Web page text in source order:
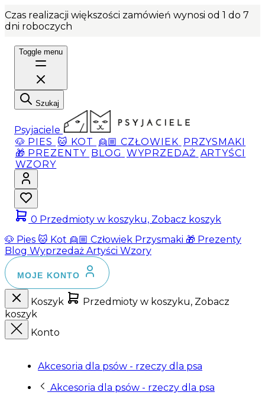
Czas realizacji większości zamówień wynosi od 1 do 7
dni roboczych
Toggle menu
Szukaj
Psyjaciele
🐶 PIES 🐱 KOT 👱🏼 CZŁOWIEK PRZYSMAKI
🎁 PREZENTY BLOG WYPRZEDAŻ ARTYŚCI
WZORY
0 Przedmioty w koszyku, Zobacz koszyk
🐶 Pies 🐱 Kot 👱🏼 Człowiek Przysmaki 🎁 Prezenty
Blog Wyprzedaż Artyści Wzory
MOJE KONTO
Koszyk
Przedmioty w koszyku, Zobacz
koszyk
Konto
Akcesoria dla psów - rzeczy dla psa
Akcesoria dla psów - rzeczy dla psa